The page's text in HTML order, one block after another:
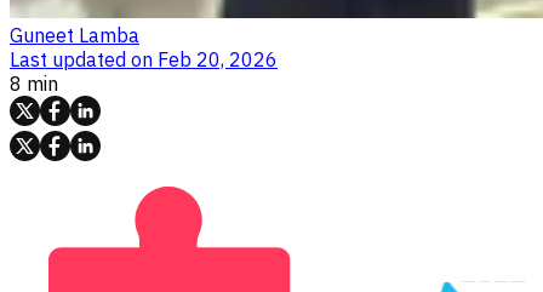
Guneet Lamba
Last updated on Feb 20, 2026
8 min